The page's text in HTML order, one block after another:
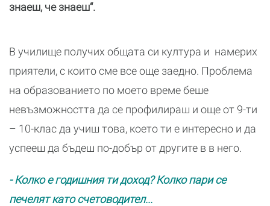
знаеш, че знаеш“.
В училище получих общата си култура и намерих
приятели, с които сме все още заедно. Проблема
на образованието по моето време беше
невъзможността да се профилираш и още от 9-ти
– 10-клас да учиш това, което ти е интересно и да
успееш да бъдеш по-добър от другите в в него.
- Колко е годишния ти доход? Колко пари се
печелят като счетоводител...